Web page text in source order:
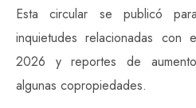
Esta circular se publicó
inquietudes relacionadas con
2026 y reportes de
algunas copropiedades.